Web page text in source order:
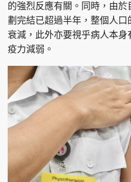
的強烈反應有關。同時，由
劃完結已超過半年，整個人
衰減，此外亦要視乎病人本
疫力減弱。